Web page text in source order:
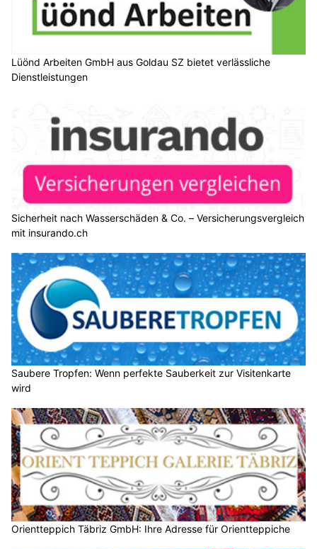
Lüönd Arbeiten GmbH aus Goldau SZ bietet verlässliche
Dienstleistungen
Sicherheit nach Wasserschäden & Co. – Versicherungsvergleich
mit insurando.ch
Saubere Tropfen: Wenn perfekte Sauberkeit zur Visitenkarte
wird
Orientteppich Täbriz GmbH: Ihre Adresse für Orientteppiche